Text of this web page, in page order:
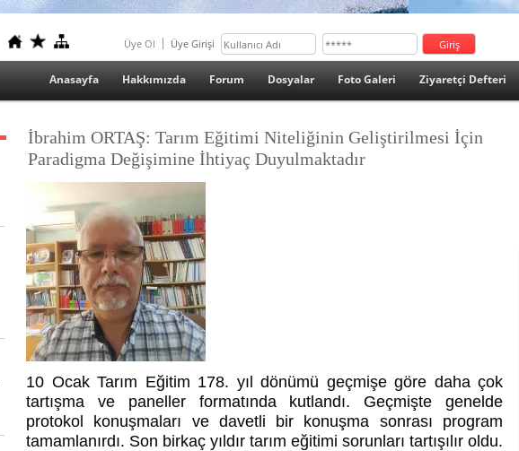
Üye Ol Üye Girişi
Anasayfa Hakkımızda Forum Dosyalar Foto Galeri Ziyaretçi Defteri
İbrahim ORTAŞ: Tarım Eğitimi Niteliğinin Geliştirilmesi İçin
Paradigma Değişimine İhtiyaç Duyulmaktadır
10 Ocak Tarım Eğitim 178. yıl dönümü geçmişe göre daha çok
tartışma ve paneller formatında kutlandı. Geçmişte genelde
protokol konuşmaları ve davetli bir konuşma sonrası program
tamamlanırdı. Son birkaç yıldır tarım eğitimi sorunları tartışılır oldu.